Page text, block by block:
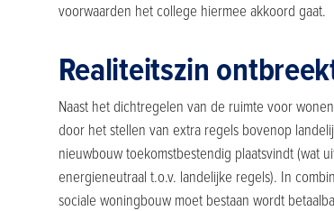
voorwaarden het college hiermee akkoord gaat.
Realiteitszin
Naast het dichtregelen van de ruimte voor
door het stellen van extra regels bovenop
nieuwbouw toekomstbestendig plaatsvindt (wat
energieneutraal t.o.v. landelijke regels). In
sociale woningbouw moet bestaan wordt